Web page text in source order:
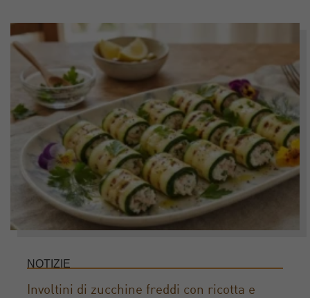
NOTIZIE
Involtini di zucchine freddi con ricotta e